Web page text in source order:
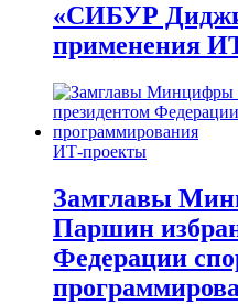
«СИБУР
применения
ИТ-проекты
Замглавы
Паршин
Федерации